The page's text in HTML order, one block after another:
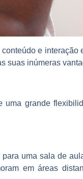
e interação
suas inúmeras
uma grande
uma sala de
em áreas